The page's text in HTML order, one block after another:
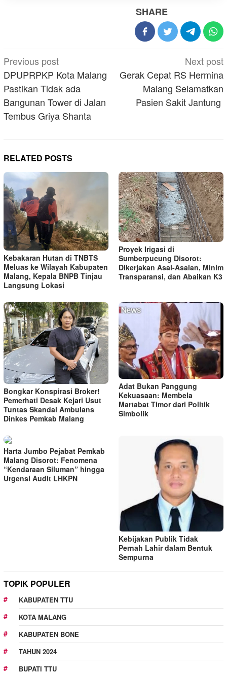
SHARE
Post
navigation
Previous post
DPUPRPKP Kota Malang
Pastikan Tidak ada
Bangunan Tower di Jalan
Tembus Griya Shanta
Next post
Gerak Cepat RS Hermina
Malang Selamatkan
Pasien Sakit Jantung
RELATED POSTS
Kebakaran Hutan di TNBTS
Meluas ke Wilayah Kabupaten
Malang, Kepala BNPB Tinjau
Langsung Lokasi
Proyek Irigasi di
Sumberpucung Disorot:
Dikerjakan Asal-Asalan, Minim
Transparansi, dan Abaikan K3
Bongkar Konspirasi Broker!
Pemerhati Desak Kejari Usut
Tuntas Skandal Ambulans
Dinkes Pemkab Malang
Adat Bukan Panggung
Kekuasaan: Membela
Martabat Timor dari Politik
Simbolik
Harta Jumbo Pejabat Pemkab
Malang Disorot: Fenomena
“Kendaraan Siluman” hingga
Urgensi Audit LHKPN
Kebijakan Publik Tidak
Pernah Lahir dalam Bentuk
Sempurna
TOPIK POPULER
KABUPATEN TTU
KOTA MALANG
KABUPATEN BONE
TAHUN 2024
BUPATI TTU